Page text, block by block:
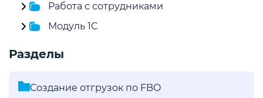
Работа с сотрудниками
Модуль 1C
Разделы
Создание отгрузок по FBO